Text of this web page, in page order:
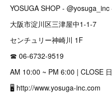
YOSUGA SHOP - @yosuga_inc
大阪市淀川区三津屋中1-1-7
センチュリー神崎川 1F
☎︎ 06-6732-9519
AM 10:00 ~ PM 6:00 | CLOSE
🖥 http://www.yosuga-inc.com